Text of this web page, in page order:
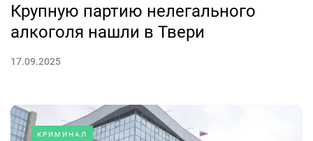
Крупную партию нелегального
алкоголя нашли в Твери
17.09.2025
КРИМИНАЛ